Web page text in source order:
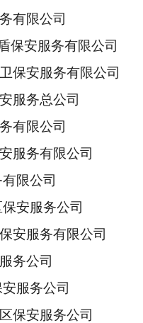
有限公司
保安服务有限公司
保安服务有限公司
服务总公司
有限公司
服务有限公司
限公司
安服务公司
安服务有限公司
务公司
服务公司
保安服务公司